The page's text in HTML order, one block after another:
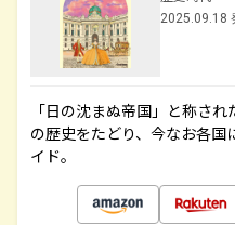
2025.09.18
「日の沈まぬ帝国」と称さ
の歴史をたどり、今なお各
イド。